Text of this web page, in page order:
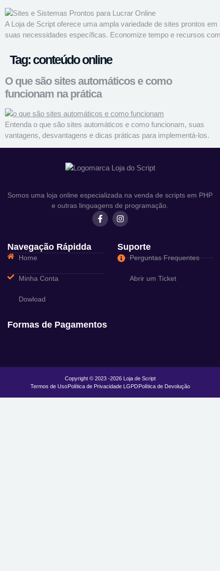
A Loja de Script oferece uma ampla variedade de sites prontos
suas necessidades específicas. Economize tempo e recursos
Tag: conteúdo online
O que são sites automáticos e como
funcionam na prática
Entenda o que são sites automáticos e como funcionam, suas
vantagens, desvantagens e dicas práticas para implementá-los.
Somos uma loja online especializada na venda de scripts em PHP
e outras linguagens de programação.
Navegação Rápidda
Home
Minha Conta
Dowload
Suporte
Perguntas Frequentes
Abrir um Ticket
Formas de Pagamentos
Copyright © 2023 -2026 Loja de Script
Termos de Uso Política de Privacidade LGPD Política de Devolução